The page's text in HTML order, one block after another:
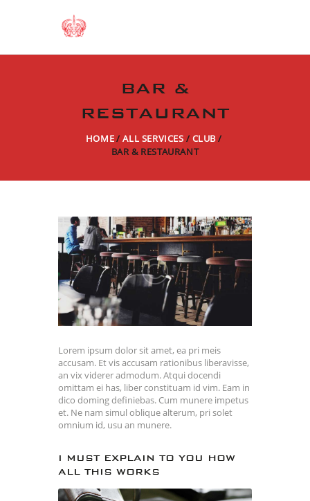
BAR &
RESTAURANT
HOME ALL SERVICES
CLUB
BAR & RESTAURANT
Lorem ipsum dolor sit amet, ea pri meis
accusam. Et vis accusam rationibus liberavisse,
an vix viderer admodum. Atqui docendi
omittam ei has, liber constituam id vim. Eam in
dico doming definiebas. Cum munere impetus
et. Ne nam simul oblique alterum, pri solet
omnium id, usu an munere.
I MUST EXPLAIN TO YOU HOW
ALL THIS WORKS